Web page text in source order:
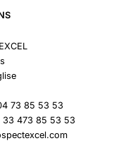
73 85 53 53
473 85 53 53